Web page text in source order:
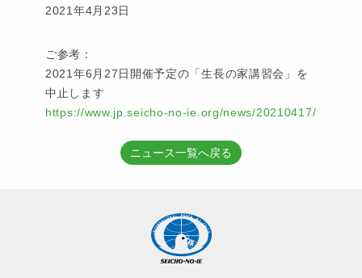
2021年4月23日
ご参考：
2021年6月27日開催予定の「生長の家講習会」を
中止します
https://www.jp.seicho-no-ie.org/news/20210417/
ニュース一覧へ戻る